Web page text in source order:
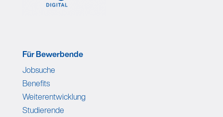
Für Bewerbende
Jobsuche
Benefits
Weiterentwicklung
Studierende